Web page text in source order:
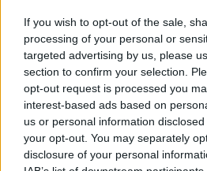
If you wish to opt-out of the sale,
processing of your personal or
targeted advertising by us, please
section to confirm your selection.
opt-out request is processed you
interest-based ads based on
us or personal information
your opt-out. You may separately
disclosure of your personal
annyi sem... aztán.
megmagyarázhatatlan
elvéted az utolsó ugrást.
már egy sebesen forgó
húsfigurádat, bedarálja,
darabokban dobálja